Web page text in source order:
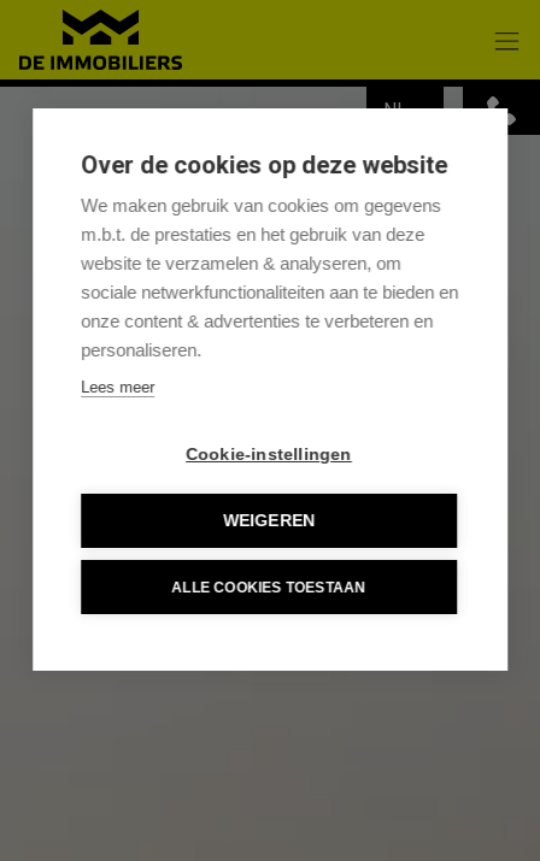
Menu overslaan en naar de inhoud gaan
NL
Over de cookies op deze website
We maken gebruik van cookies om gegevens
m.b.t. de prestaties en het gebruik van deze
website te verzamelen & analyseren, om
sociale netwerkfunctionaliteiten aan te bieden en
onze content & advertenties te verbeteren en
personaliseren.
Lees meer
Cookie-instellingen
WEIGEREN
ALLE COOKIES TOESTAAN